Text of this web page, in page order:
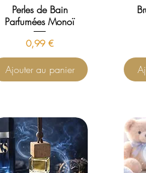
Perles de Bain
Parfumées Monoï
Prix
0,99 €
Ajouter au panier